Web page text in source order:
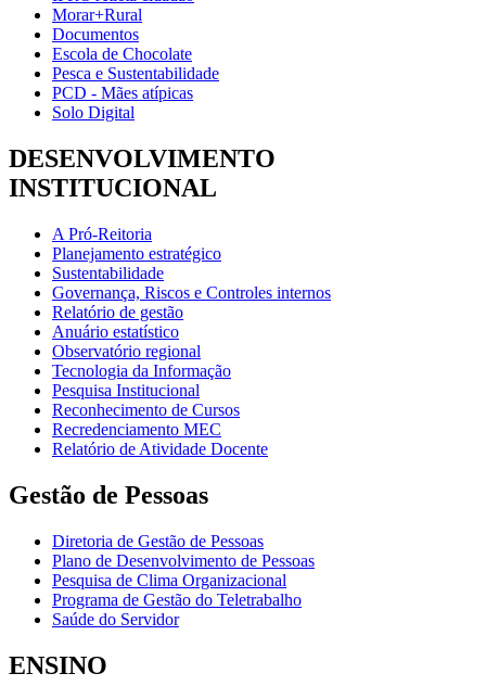
Morar+Rural
Documentos
Escola de Chocolate
Pesca e Sustentabilidade
PCD - Mães atípicas
Solo Digital
DESENVOLVIMENTO
INSTITUCIONAL
A Pró-Reitoria
Planejamento estratégico
Sustentabilidade
Governança, Riscos e Controles internos
Relatório de gestão
Anuário estatístico
Observatório regional
Tecnologia da Informação
Pesquisa Institucional
Reconhecimento de Cursos
Recredenciamento MEC
Relatório de Atividade Docente
Gestão de Pessoas
Diretoria de Gestão de Pessoas
Plano de Desenvolvimento de Pessoas
Pesquisa de Clima Organizacional
Programa de Gestão do Teletrabalho
Saúde do Servidor
ENSINO